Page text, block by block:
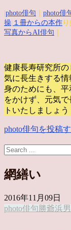
photo俳句 photo俳
操 １冊からの本作 り|
写真からAI俳句
健康長寿研究所
気に長生きする情
身のためにも、
をかけず、元気
トいたしましょう
photo俳句を投稿
網繕い
2016年11月09日
photo俳句 勝爺浜男